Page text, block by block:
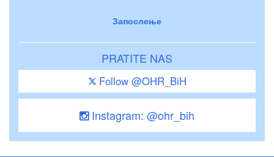
Запослење
PRATITE NAS
Follow @OHR_BiH
Instagram: @ohr_bih